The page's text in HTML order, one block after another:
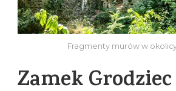
Fragmenty murów w
Zamek